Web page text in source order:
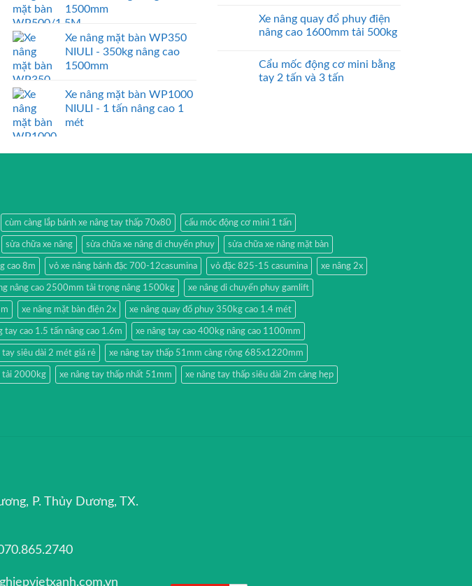
1500mm
Xe nâng mặt bàn WP350
NIULI - 350kg nâng cao
1500mm
Xe nâng mặt bàn WP1000
NIULI - 1 tấn nâng cao 1
mét
Xe nâng quay đổ phuy điện
nâng cao 1600mm tải 500kg
Cẩu mốc động cơ mini bằng
tay 2 tấn và 3 tấn
cùm càng lắp bánh xe nâng tay thấp 70x80 cẩu móc động cơ mini 1 tấn
sửa chữa xe nâng sửa chữa xe nâng di chuyển phuy sửa chữa xe nâng mặt bàn
cao 8m vỏ xe nâng bánh đặc 700-12casumina vỏ đặc 825-15 casumina xe nâng 2x
nâng cao 2500mm tải trọng nâng 1500kg xe nâng di chuyển phuy gamlift
xe nâng mặt bàn điện 2x xe nâng quay đổ phuy 350kg cao 1.4 mét
tay cao 1.5 tấn nâng cao 1.6m xe nâng tay cao 400kg nâng cao 1100mm
tay siêu dài 2 mét giá rẻ xe nâng tay thấp 51mm càng rộng 685x1220mm
tải 2000kg xe nâng tay thấp nhất 51mm xe nâng tay thấp siêu dài 2m càng hẹp
P. Thủy Dương, TX.